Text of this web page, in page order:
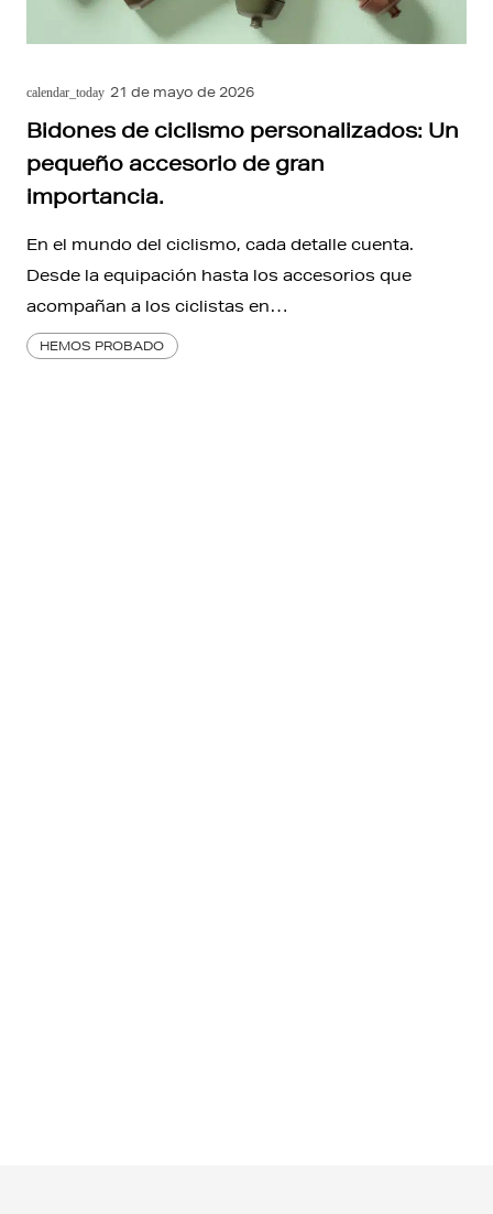
calendar_today 21 de mayo de 2026
Bidones de ciclismo personalizados: Un
pequeño accesorio de gran
importancia.
En el mundo del ciclismo, cada detalle cuenta.
Desde la equipación hasta los accesorios que
acompañan a los ciclistas en…
HEMOS PROBADO